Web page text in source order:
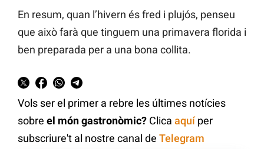
En resum, quan l’hivern és fred i plujós, penseu
que això farà que tinguem una primavera florida i
ben preparada per a una bona collita.
Vols ser el primer a rebre les últimes notícies
sobre el món gastronòmic? Clica aquíper
subscriure't al nostre canal de Telegram